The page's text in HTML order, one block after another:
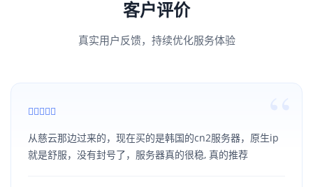
客户评价
真实用户反馈，持续优化服务体验
从慈云那边过来的，现在买的是韩国的cn2服务器，原生ip
就是舒服，没有封号了，服务器真的很稳, 真的推荐